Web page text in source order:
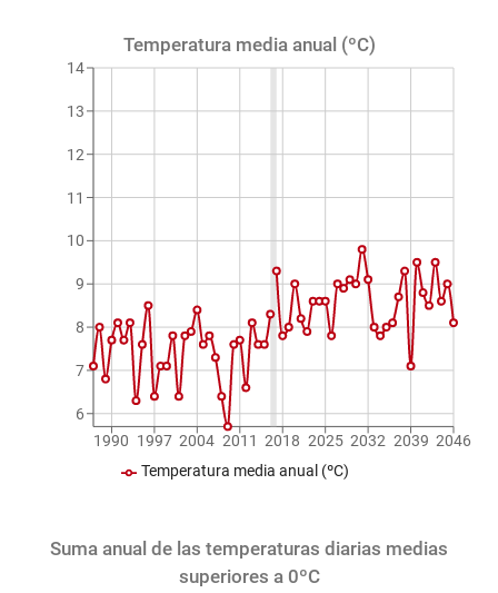
Temperatura media anual (ºC)
1990 1997 2004 2011 2018 2025 2032 2039 2046
6
7
8
9
10
11
12
13
14
Temperatura media anual (ºC)
Suma anual de las temperaturas diarias medias
superiores a 0ºC